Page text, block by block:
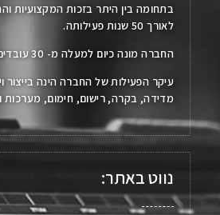
בתחומה בין היתר בזכות המקצועיות
לאורך 50 שנות פעילותה.
החברה מונה כיום למעלה מ- 30 עובדים.
עיקר הפעילות של החברה הינה בייצור
מדידה, בקרה, רישום, חימום, מערכות
נווט באתר: